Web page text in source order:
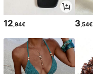
12,94€ 3,54€